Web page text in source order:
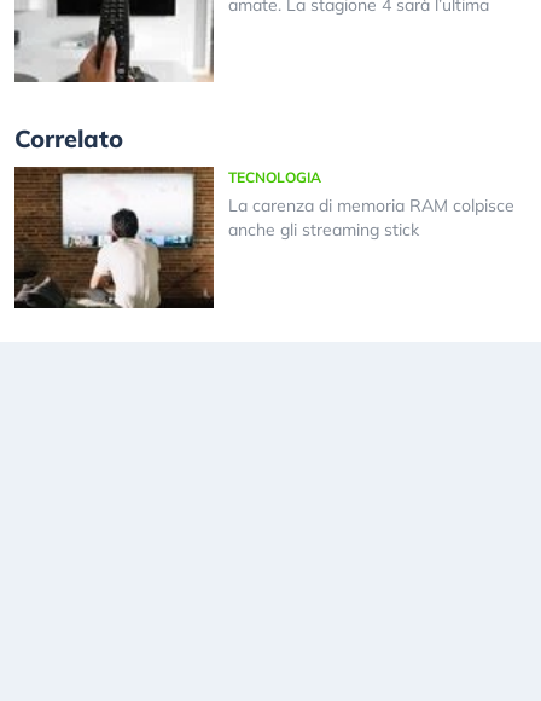
amate. La stagione 4 sarà l’ultima
Correlato
TECNOLOGIA
La carenza di memoria RAM colpisce
anche gli streaming stick